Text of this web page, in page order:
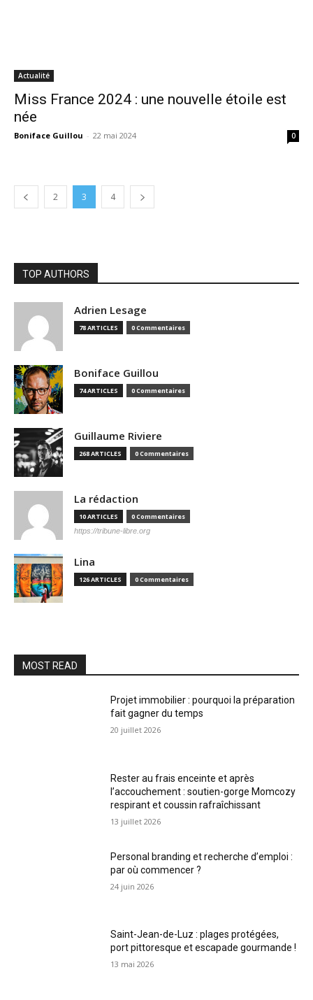
Actualité
Miss France 2024 : une nouvelle étoile est
née
Boniface Guillou - 22 mai 2024 0
2 3 4
TOP AUTHORS
Adrien Lesage
78 ARTICLES 0 Commentaires
Boniface Guillou
74 ARTICLES 0 Commentaires
Guillaume Riviere
268 ARTICLES 0 Commentaires
La rédaction
10 ARTICLES 0 Commentaires
https://tribune-libre.org
Lina
126 ARTICLES 0 Commentaires
MOST READ
Projet immobilier : pourquoi la préparation
fait gagner du temps
20 juillet 2026
Rester au frais enceinte et après
l’accouchement : soutien-gorge Momcozy
respirant et coussin rafraîchissant
13 juillet 2026
Personal branding et recherche d’emploi :
par où commencer ?
24 juin 2026
Saint-Jean-de-Luz : plages protégées,
port pittoresque et escapade gourmande !
13 mai 2026